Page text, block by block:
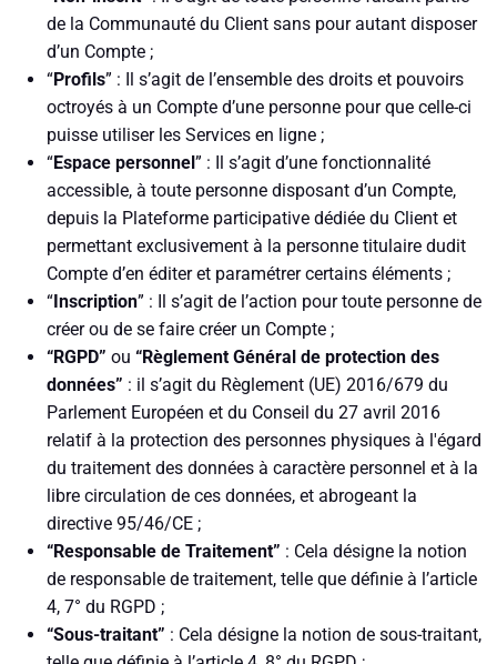
de la Communauté du Client sans pour autant disposer
d’un Compte ;
“Profils” : Il s’agit de l’ensemble des droits et pouvoirs
octroyés à un Compte d’une personne pour que celle-ci
puisse utiliser les Services en ligne ;
“Espace personnel ” : Il s’agit d’une fonctionnalité
accessible, à toute personne disposant d’un Compte,
depuis la Plateforme participative dédiée du Client et
permettant exclusivement à la personne titulaire dudit
Compte d’en éditer et paramétrer certains éléments ;
“ Inscription” : Il s’agit de l’action pour toute personne de
créer ou de se faire créer un Compte ;
“RGPD” ou “Règlement Général de protection des
données” : il s’agit du Règlement (UE) 2016/679 du
Parlement Européen et du Conseil du 27 avril 2016
relatif à la protection des personnes physiques à l'égard
du traitement des données à caractère personnel et à la
libre circulation de ces données, et abrogeant la
directive 95/46/CE ;
“Responsable de Traitement” : Cela désigne la notion
de responsable de traitement, telle que définie à l’article
4, 7° du RGPD ;
“Sous-traitant” : Cela désigne la notion de sous-traitant,